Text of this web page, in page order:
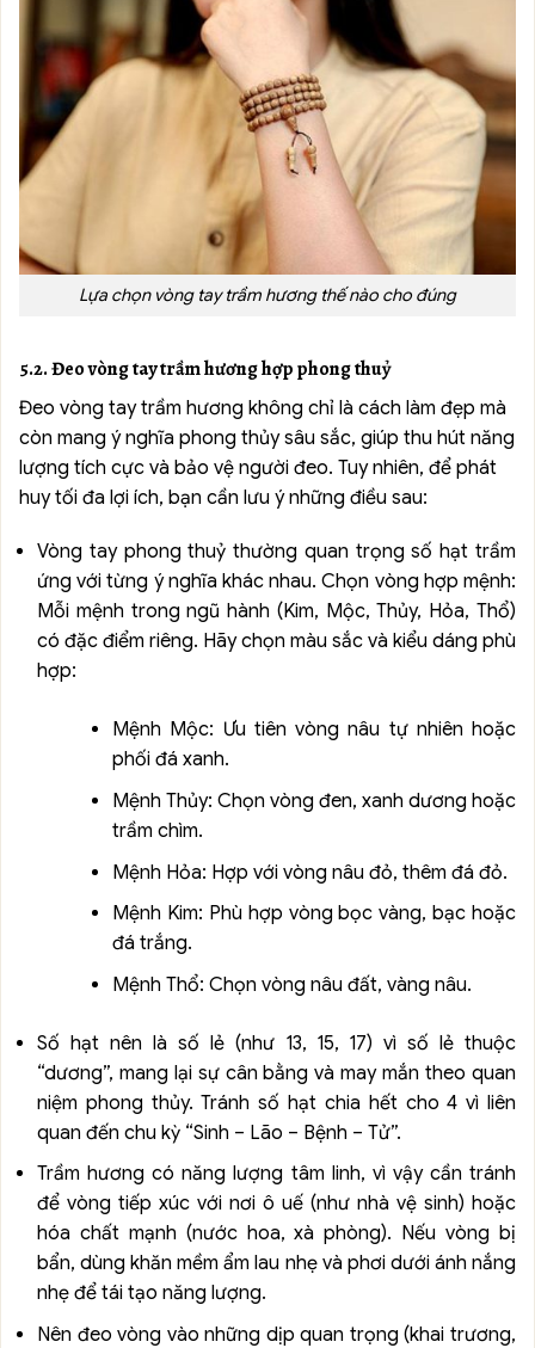
Lựa chọn vòng tay trầm hương thế nào cho đúng
5.2. Đeo vòng tay trầm hương hợp phong thuỷ
Đeo vòng tay trầm hương không chỉ là cách làm đẹp mà
còn mang ý nghĩa phong thủy sâu sắc, giúp thu hút năng
lượng tích cực và bảo vệ người đeo. Tuy nhiên, để phát
huy tối đa lợi ích, bạn cần lưu ý những điều sau:
Vòng tay phong thuỷ thường quan trọng số hạt trầm
ứng với từng ý nghĩa khác nhau. Chọn vòng hợp mệnh:
Mỗi mệnh trong ngũ hành (Kim, Mộc, Thủy, Hỏa, Thổ)
có đặc điểm riêng. Hãy chọn màu sắc và kiểu dáng phù
hợp:
Mệnh Mộc: Ưu tiên vòng nâu tự nhiên hoặc
phối đá xanh.
Mệnh Thủy: Chọn vòng đen, xanh dương hoặc
trầm chìm.
Mệnh Hỏa: Hợp với vòng nâu đỏ, thêm đá đỏ.
Mệnh Kim: Phù hợp vòng bọc vàng, bạc hoặc
đá trắng.
Mệnh Thổ: Chọn vòng nâu đất, vàng nâu.
Số hạt nên là số lẻ (như 13, 15, 17) vì số lẻ thuộc
“dương”, mang lại sự cân bằng và may mắn theo quan
niệm phong thủy. Tránh số hạt chia hết cho 4 vì liên
quan đến chu kỳ “Sinh – Lão – Bệnh – Tử”.
Trầm hương có năng lượng tâm linh, vì vậy cần tránh
để vòng tiếp xúc với nơi ô uế (như nhà vệ sinh) hoặc
hóa chất mạnh (nước hoa, xà phòng). Nếu vòng bị
bẩn, dùng khăn mềm ẩm lau nhẹ và phơi dưới ánh nắng
nhẹ để tái tạo năng lượng.
Nên đeo vòng vào những dịp quan trọng (khai trương,